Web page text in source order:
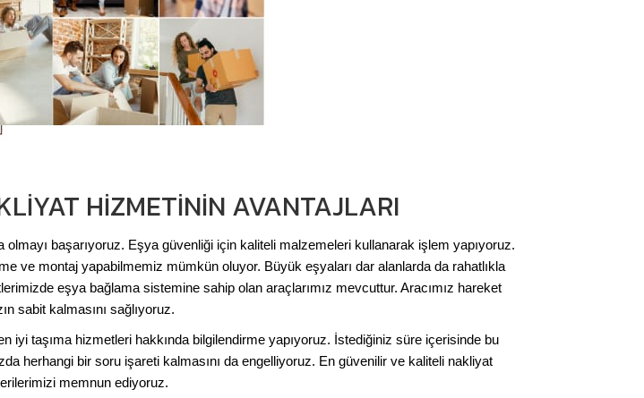
HIZMETININ AVANTAJLARI
başarıyoruz. Eşya güvenliği için kaliteli malzemeleri kullanarak işlem yapıyoruz.
ve montaj yapabilmemiz mümkün oluyor. Büyük eşyaları dar alanlarda da rahatlıkla
eşya bağlama sistemine sahip olan araçlarımız mevcuttur. Aracımız hareket
sabit kalmasını sağlıyoruz.
iyi taşıma hizmetleri hakkında bilgilendirme yapıyoruz. İstediğiniz süre içerisinde bu
herhangi bir soru işareti kalmasını da engelliyoruz. En güvenilir ve kaliteli nakliyat
memnun ediyoruz.